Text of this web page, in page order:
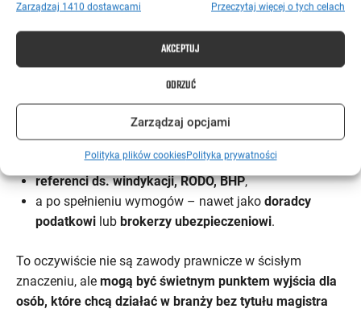
Zarządzaj 1410 dostawcami Przeczytaj więcej o tych celach
AKCEPTUJ
ODRZUĆ
Zarządzaj opcjami
Polityka plików cookiesPolityka prywatności
analizowania zmian w przepisach,
wspierania zespołów prawnych w działaniach
Osoby bez dyplomu prawa mogą pracować jako:
asystenci prawników,
specjaliści ds. zgodności (compliance),
pracownicy administracyjni w kancelarii,
referenci ds. windykacji, RODO, BHP,
a po spełnieniu wymogów – nawet jako doradcy
podatkowi lub brokerzy ubezpieczeniowi.
To oczywiście nie są zawody prawnicze w ścisłym
znaczeniu, ale mogą być świetnym punktem wyjścia dla
osób, które chcą działać w branży bez tytułu magistra